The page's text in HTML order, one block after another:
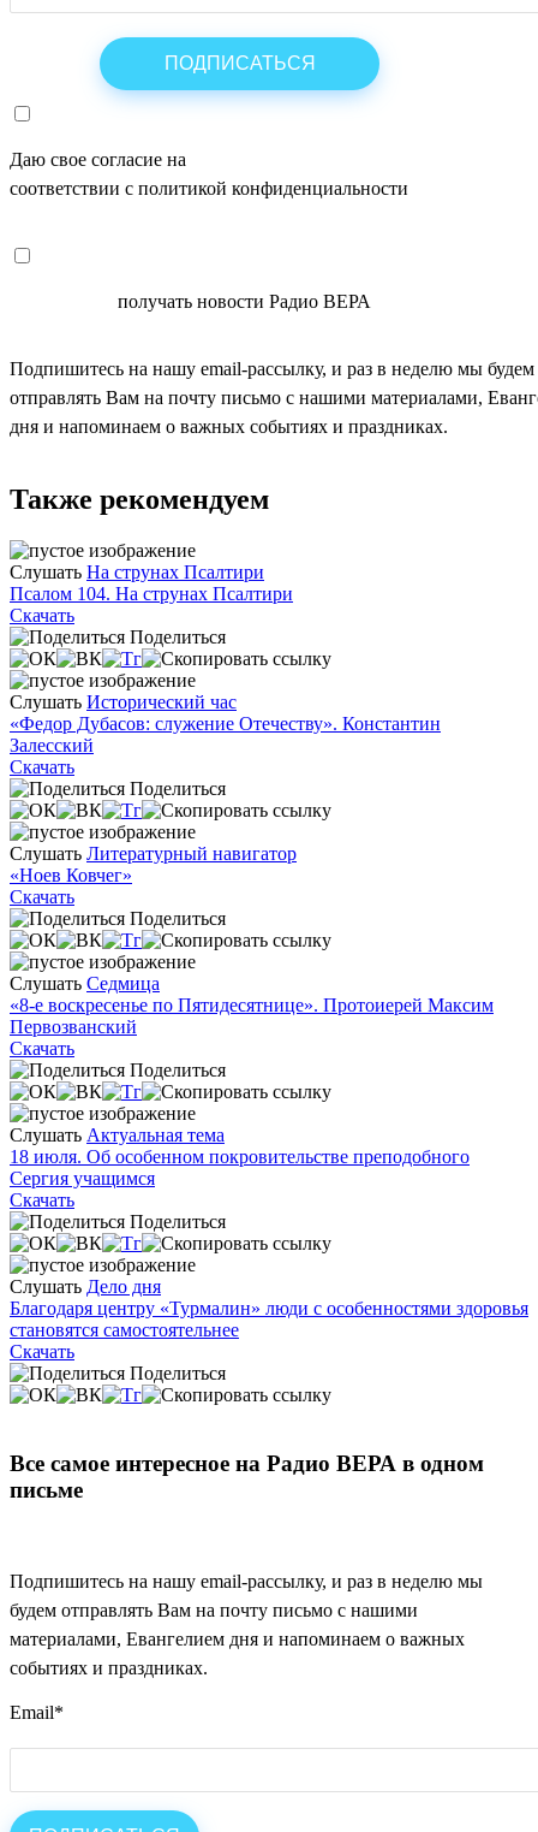
Даю свое согласие на
соответствии с политикой конфиденциальности
получать новости Радио ВЕРА
Подпишитесь на нашу email-рассылку, и раз в неделю мы будем
отправлять Вам на почту письмо с нашими материалами,
дня и напоминаем о важных событиях и праздниках.
Также рекомендуем
Слушать На струнах Псалтири
Псалом 104. На струнах Псалтири
Скачать
Поделиться
Слушать Исторический час
«Федор Дубасов: служение Отечеству». Константин
Залесский
Скачать
Поделиться
Слушать Литературный навигатор
«Ноев Ковчег»
Скачать
Поделиться
Слушать Седмица
«8-е воскресенье по Пятидесятнице». Протоиерей Максим
Первозванский
Скачать
Поделиться
Слушать Актуальная тема
18 июля. Об особенном покровительстве преподобного
Сергия учащимся
Скачать
Поделиться
Слушать Дело дня
Благодаря центру «Турмалин» люди с особенностями здоровья
становятся самостоятельнее
Скачать
Поделиться
Все самое интересное на Радио ВЕРА в одном
письме
Подпишитесь на нашу email-рассылку, и раз в неделю мы
будем отправлять Вам на почту письмо с нашими
материалами, Евангелием дня и напоминаем о важных
событиях и праздниках.
Email*